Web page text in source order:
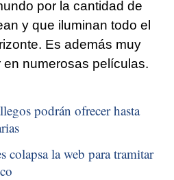
por la cantidad de
y que iluminan todo el
Es además muy
numerosas películas.
podrán ofrecer hasta
la web para tramitar